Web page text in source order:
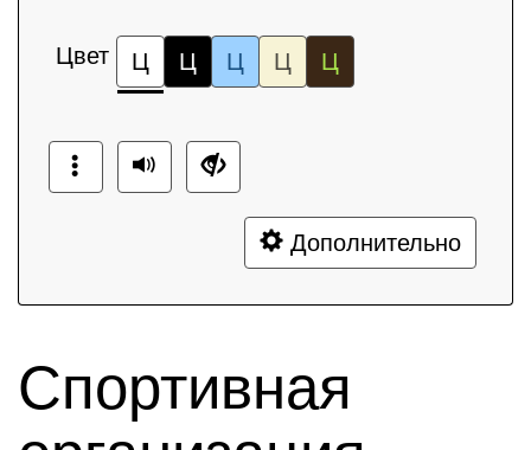
Цвет Ц Ц Ц Ц Ц
Дополнительно
Спортивная